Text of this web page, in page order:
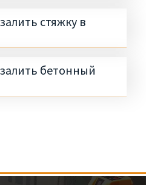
стяжку в
бетонный